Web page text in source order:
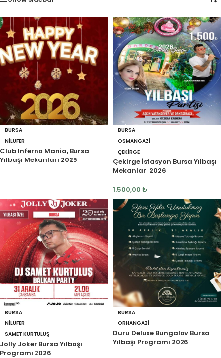
BURSA
NILÜFER
Club Inferno Mania, Bursa
Yılbaşı Mekanları 2026
BURSA
OSMANGAZI
ÇEKIRGE
Çekirge İstasyon Bursa Yılbaşı
Mekanları 2026
1.500,00 ₺
BURSA
NILÜFER
SAMET KURTULUŞ
Jolly Joker Bursa Yılbaşı
Programı 2026
BURSA
ORHANGAZI
Duru Deluxe Bungalov Bursa
Yılbaşı Programı 2026